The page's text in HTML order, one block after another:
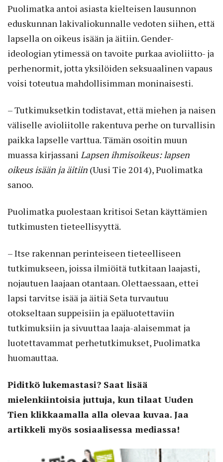
Puolimatka antoi asiasta kielteisen lausunnon
eduskunnan lakivaliokunnalle vedoten siihen, että
lapsella on oikeus isään ja äitiin. Gender-
ideologian ytimessä on tavoite purkaa avioliitto- ja
perhenormit, jotta yksilöiden seksuaalinen vapaus
voisi toteutua mahdollisimman moninaisesti.
– Tutkimuksetkin todistavat, että miehen ja naisen
väliselle avioliitolle rakentuva perhe on turvallisin
paikka lapselle varttua. Tämän osoitin muun
muassa kirjassani Lapsen ihmisoikeus: lapsen
oikeus isään ja äitiin (Uusi Tie 2014), Puolimatka
sanoo.
Puolimatka puolestaan kritisoi Setan käyttämien
tutkimusten tieteellisyyttä.
– Itse rakennan perinteiseen tieteelliseen
tutkimukseen, joissa ilmiöitä tutkitaan laajasti,
nojautuen laajaan otantaan. Olettaessaan, ettei
lapsi tarvitse isää ja äitiä Seta turvautuu
otokseltaan suppeisiin ja epäluotettaviin
tutkimuksiin ja sivuuttaa laaja-alaisemmat ja
luotettavammat perhetutkimukset, Puolimatka
huomauttaa.
Piditkö lukemastasi? Saat lisää
mielenkiintoisia juttuja, kun tilaat Uuden
Tien klikkaamalla alla olevaa kuvaa. Jaa
artikkeli myös sosiaalisessa mediassa!